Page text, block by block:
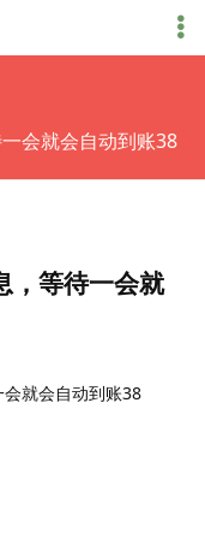
会就会自动到账38
，等待一会就
就会自动到账38